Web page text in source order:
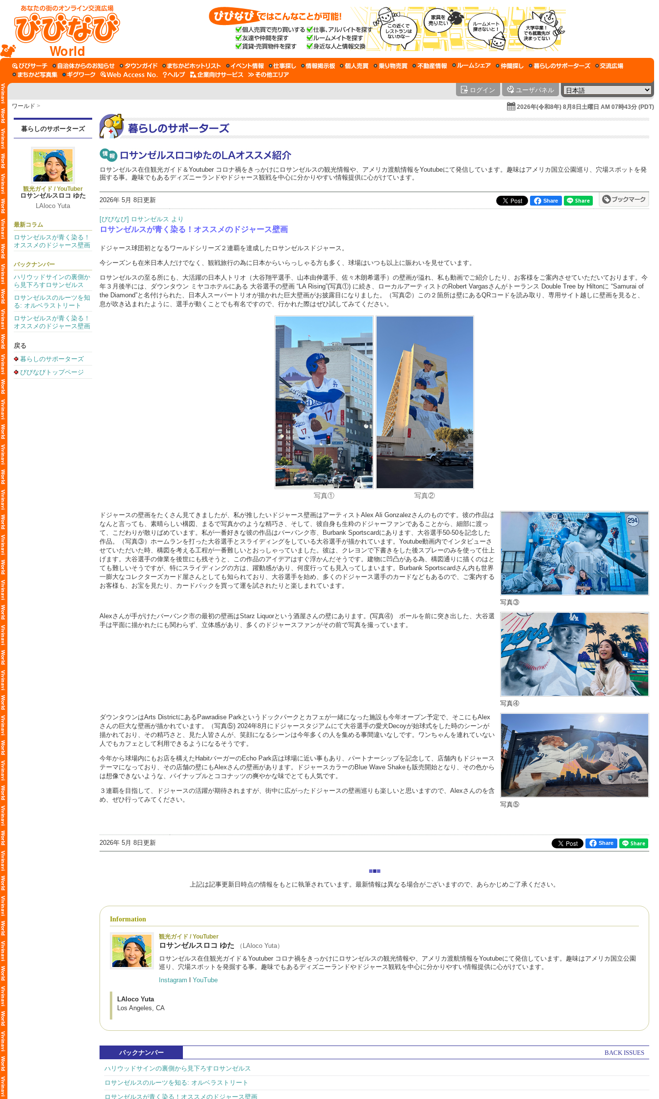
World
ログイン ユーザパネル
ワールド > 2026年(令和8年) 8月8日土曜日 AM 07時43分 (PDT)
暮らしのサポーターズ
観光ガイド / YouTuber
ロサンゼルスロコ ゆた
LAloco Yuta
最新コラム
ロサンゼルスが青く染る！
オススメのドジャース壁画
バックナンバー
ハリウッドサインの裏側か
ら見下ろすロサンゼルス
ロサンゼルスのルーツを知
る: オルベラストリート
ロサンゼルスが青く染る！
オススメのドジャース壁画
戻る
暮らしのサポーターズ
びびなびトップページ
ロサンゼルス在住観光ガイド＆Youtuber コロナ禍をきっかけにロサンゼルスの観光情報や、アメリカ渡航情報をYoutubeにて発信しています。趣味はアメリカ国立公園巡り、穴場スポットを発
掘する事。趣味でもあるディズニーランドやドジャース観戦を中心に分かりやすい情報提供に心がけています。
2026年 5月 8日更新 Share
[びびなび] ロサンゼルス より
ロサンゼルスが青く染る！オススメのドジャース壁画
ドジャース球団初となるワールドシリーズ２連覇を達成したロサンゼルスドジャース。
今シーズンも在米日本人だけでなく、観戦旅行の為に日本からいらっしゃる方も多く、球場はいつも以上に賑わいを見せています。
ロサンゼルスの至る所にも、大活躍の日本人トリオ（大谷翔平選手、山本由伸選手、佐々木朗希選手）の壁画が溢れ、私も動画でご紹介したり、お客様をご案内させていただいております。今
年３月後半には、ダウンタウン ミヤコホテルにある 大谷選手の壁画 “LA Rising”(写真①) に続き、ローカルアーティストのRobert Vargasさんがトーランス Double Tree by Hiltonに “Samurai of
the Diamond”と名付けられた、日本人スーパートリオが描かれた巨大壁画がお披露目になりました。（写真②）この２箇所は壁にあるQRコードを読み取り、専用サイト越しに壁画を見ると、
息が吹き込まれたように、選手が動くことでも有名ですので、行かれた際はぜひ試してみてください。
写真① 写真②
写真③
ドジャースの壁画をたくさん見てきましたが、私が推したいドジャース壁画はアーティストAlex Ali Gonzalezさんのものです。彼の作品は
なんと言っても、素晴らしい構図、まるで写真かのような精巧さ、そして、彼自身も生粋のドジャーファンであることから、細部に渡っ
て、こだわりが散りばめています。私が一番好きな彼の作品はバーバンク市、Burbank Sportscardにあります、大谷選手50-50を記念した
作品。（写真③）ホームランを打った大谷選手とスライディングをしている大谷選手が描かれています。Youtube動画内でインタビューさ
せていただいた時、構図を考える工程が一番難しいとおっしゃっていました。彼は、クレヨンで下書きをした後スプレーのみを使って仕上
げます。大谷選手の偉業を後世にも残そうと、この作品のアイデアはすぐ浮かんだそうです。建物に凹凸がある為、構図通りに描くのはと
ても難しいそうですが、特にスライディングの方は、躍動感があり、何度行っても見入ってしまいます。Burbank Sportscardさん内も世界
一膨大なコレクターズカード屋さんとしても知られており、大谷選手を始め、多くのドジャース選手のカードなどもあるので、ご案内する
お客様も、お宝を見たり、カードパックを買って運を試されたりと楽しまれています。
写真④
Alexさんが手がけたバーバンク市の最初の壁画はStarz Liquorという酒屋さんの壁にあります。(写真④) ボールを前に突き出した、大谷選
手は平面に描かれたにも関わらず、立体感があり、多くのドジャースファンがその前で写真を撮っています。
写真⑤
ダウンタウンはArts DistrictにあるPawradise Parkというドックパークとカフェが一緒になった施設も今年オープン予定で、そこにもAlex
さんの巨大な壁画が描かれています。（写真⑤) 2024年8月にドジャースタジアムにて大谷選手の愛犬Decoyが始球式をした時のシーンが
描かれており、その精巧さと、見た人皆さんが、笑顔になるシーンは今年多くの人を集める事間違いなしです。ワンちゃんを連れていない
人でもカフェとして利用できるようになるそうです。
今年から球場内にもお店を構えたHabitバーガーのEcho Park店は球場に近い事もあり、パートナーシップを記念して、店舗内もドジャース
テーマになっており、その店舗の壁にもAlexさんの壁画があります。ドジャースカラーのBlue Wave Shakeも販売開始となり、その色から
は想像できないような、パイナップルとココナッツの爽やかな味でとても人気です。
３連覇を目指して、ドジャースの活躍が期待されますが、街中に広がったドジャースの壁画巡りも楽しいと思いますので、Alexさんのを含
め、ぜひ行ってみてください。
2026年 5月 8日更新 Share
■■■
上記は記事更新日時点の情報をもとに執筆されています。最新情報は異なる場合がございますので、あらかじめご了承ください。
Information
観光ガイド / YouTuber
ロサンゼルスロコ ゆた
（LAloco Yuta）
ロサンゼルス在住観光ガイド＆Youtuber コロナ禍をきっかけにロサンゼルスの観光情報や、アメリカ渡航情報をYoutubeにて発信しています。趣味はアメリカ国立公園
巡り、穴場スポットを発掘する事。趣味でもあるディズニーランドやドジャース観戦を中心に分かりやすい情報提供に心がけています。
Instagram
YouTube
LAloco Yuta
Los Angeles, CA
バックナンバー BACK ISSUES
ハリウッドサインの裏側から見下ろすロサンゼルス
ロサンゼルスのルーツを知る: オルベラストリート
ロサンゼルスが青く染る！オススメのドジャース壁画